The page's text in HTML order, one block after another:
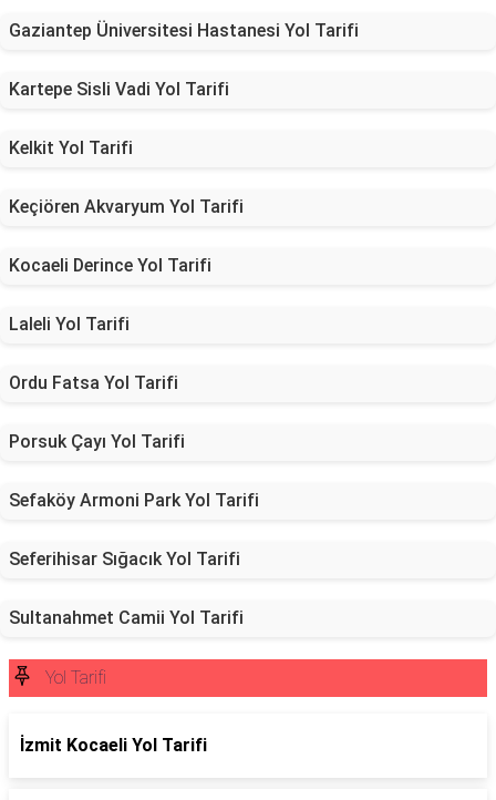
Gaziantep Üniversitesi Hastanesi Yol Tarifi
Kartepe Sisli Vadi Yol Tarifi
Kelkit Yol Tarifi
Keçiören Akvaryum Yol Tarifi
Kocaeli Derince Yol Tarifi
Laleli Yol Tarifi
Ordu Fatsa Yol Tarifi
Porsuk Çayı Yol Tarifi
Sefaköy Armoni Park Yol Tarifi
Seferihisar Sığacık Yol Tarifi
Sultanahmet Camii Yol Tarifi
Yol Tarifi
İzmit Kocaeli Yol Tarifi